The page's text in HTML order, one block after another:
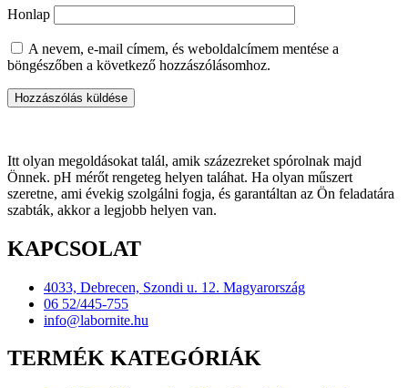
Honlap
A nevem, e-mail címem, és weboldalcímem mentése a
böngészőben a következő hozzászólásomhoz.
Itt olyan megoldásokat talál, amik százezreket spórolnak majd
Önnek. pH mérőt rengeteg helyen taláhat. Ha olyan műszert
szeretne, ami évekig szolgálni fogja, és garantáltan az Ön feladatára
szabták, akkor a legjobb helyen van.
KAPCSOLAT
4033, Debrecen, Szondi u. 12. Magyarország
06 52/445-755
info@labornite.hu
TERMÉK KATEGÓRIÁK